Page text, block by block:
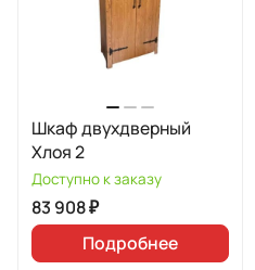
Шкаф двухдверный
Хлоя 2
Доступно к заказу
83 908 ₽
Подробнее